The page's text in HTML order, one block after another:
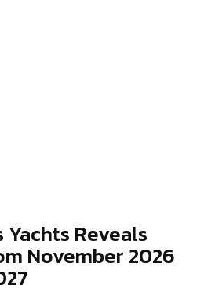
Yachts Reveals
November 2026